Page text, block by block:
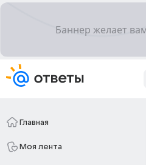
Главная
Моя лента